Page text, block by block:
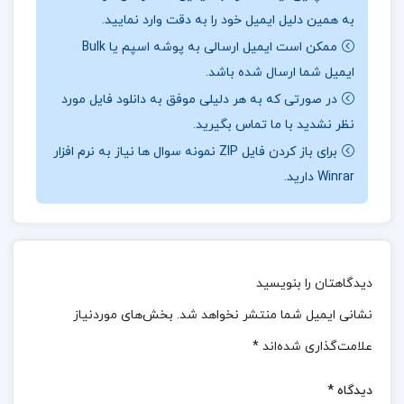
آسیب‌شناسی روانی ۱ و ۲ پرداخته شود و دانشجویان
رشته‌های دیگر نیز که تنها یک درس آسیب‌شناسی روانی
دارند می‌توانند از آن بهره‌مند شوند. این کتاب با دیدی
جامع و دقیق به بررسی مباحث مختلف آسیب‌شناسی
روانی می‌پردازد و به دانشجویان کمک می‌کند تا با مفاهیم
پیچیده این حوزه آشنا شوند و بتوانند از این دانش در
زندگی حرفه‌ای خود بهره‌برداری کنند.. به طور کلی، کتاب
“آسیب‌شناسی روانی” یکی از منابع ارزشمند در حوزه
آموزشی و پژوهشی دانشجویان و اساتید، به نحوی کارآمد
و قابل استفاده تدوین شده است.در ادامه همراهارزان پی
دی افباشید.
نقد و بررسی کتاب آسیب شناسی روانی هالجین جلد 1:
به همین دلیل ایمیل خود را به دقت وارد نمایید.
ممکن است ایمیل ارسالی به پوشه اسپم یا Bulk
ایمیل شما ارسال شده باشد.
در صورتی که به هر دلیلی موفق به دانلود فایل مورد
نظر نشدید با ما تماس بگیرید.
برای باز کردن فایل ZIP نمونه سوال ها نیاز به نرم افزار
Winrar دارید.
دیدگاهتان را بنویسید
نشانی ایمیل شما منتشر نخواهد شد. بخش‌های موردنیاز
علامت‌گذاری شده‌اند *
دیدگاه *